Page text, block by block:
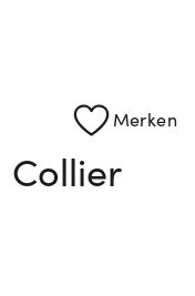
Merken
Collier